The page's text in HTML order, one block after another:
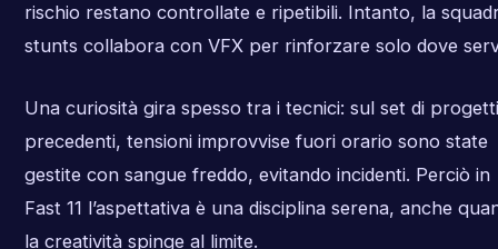
rischio restano controllate e ripetibili. Intanto, la
stunts collabora con VFX per rinforzare solo dove
Una curiosità gira spesso tra i tecnici: sul set di progetti
precedenti, tensioni improvvise fuori orario sono state
gestite con sangue freddo, evitando incidenti. Perciò in
Fast 11 l’aspettativa è una disciplina serena, anche
la creatività spinge al limite.